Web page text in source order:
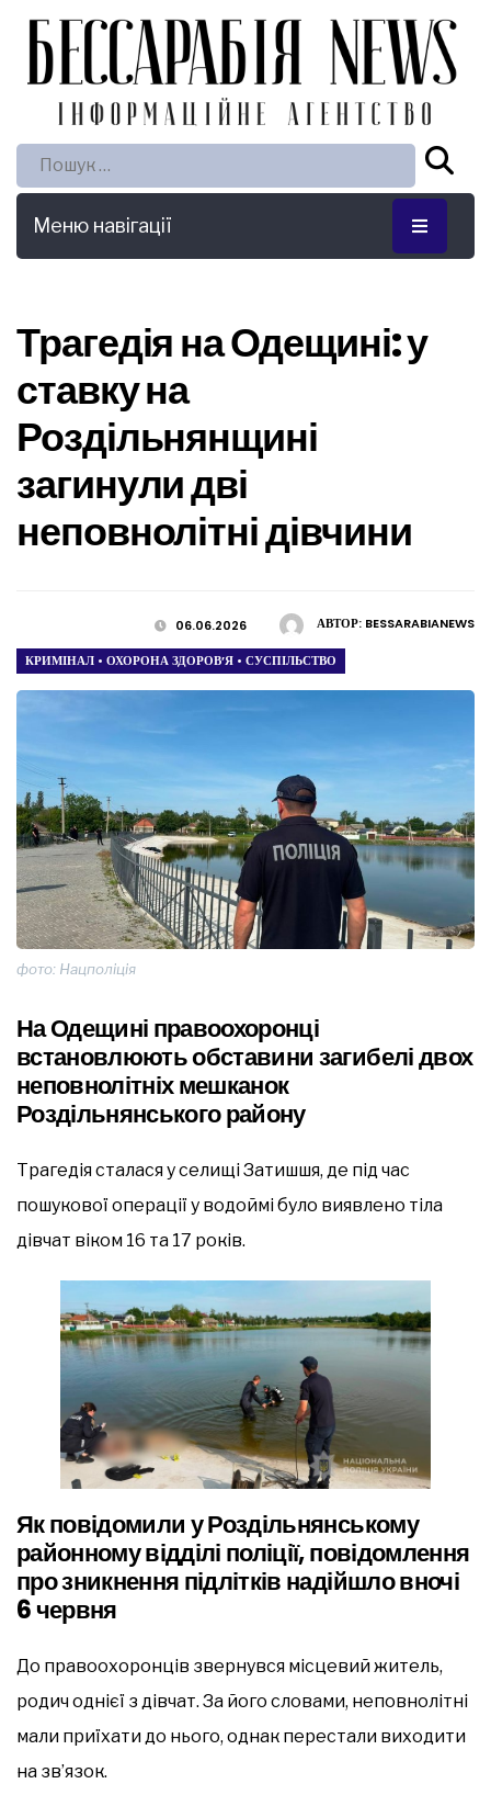
Пошук:
Меню навігації
Трагедія на Одещині: у
ставку на
Роздільнянщині
загинули дві
неповнолітні дівчини
АВТОР: BESSARABIANEWS
06.06.2026
КРИМІНАЛ • ОХОРОНА ЗДОРОВ’Я • СУСПІЛЬСТВО
фото: Нацполіція
На Одещині правоохоронці
встановлюють обставини загибелі двох
неповнолітніх мешканок
Роздільнянського району
Трагедія сталася у селищі Затишшя, де під час
пошукової операції у водоймі було виявлено тіла
дівчат віком 16 та 17 років.
Як повідомили у Роздільнянському
районному відділі поліції, повідомлення
про зникнення підлітків надійшло вночі
6 червня
До правоохоронців звернувся місцевий житель,
родич однієї з дівчат. За його словами, неповнолітні
мали приїхати до нього, однак перестали виходити
на зв’язок.